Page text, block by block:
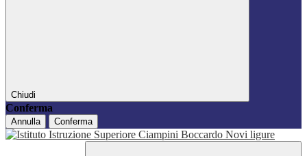
Chiudi
Conferma
Annulla Conferma